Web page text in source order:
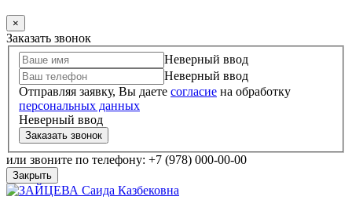
×
Заказать звонок
Неверный ввод
Неверный ввод
Отправляя заявку, Вы даете согласие на обработку
персональных данных
Неверный ввод
Заказать звонок
или звоните по телефону: +7 (978) 000-00-00
Закрыть